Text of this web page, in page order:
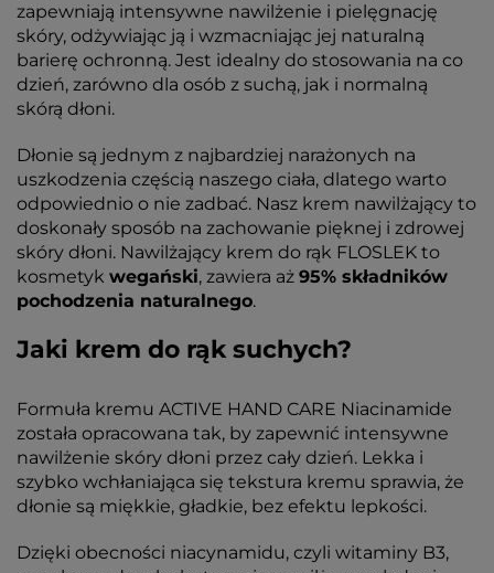
zapewniają intensywne nawilżenie i pielęgnację
skóry, odżywiając ją i wzmacniając jej naturalną
barierę ochronną. Jest idealny do stosowania na co
dzień, zarówno dla osób z suchą, jak i normalną
skórą dłoni.
Dłonie są jednym z najbardziej narażonych na
uszkodzenia częścią naszego ciała, dlatego warto
odpowiednio o nie zadbać. Nasz krem nawilżający to
doskonały sposób na zachowanie pięknej i zdrowej
skóry dłoni. Nawilżający krem do rąk FLOSLEK to
kosmetyk wegański, zawiera aż 95% składników
pochodzenia naturalnego.
Jaki krem do rąk suchych?
Formuła kremu ACTIVE HAND CARE Niacinamide
została opracowana tak, by zapewnić intensywne
nawilżenie skóry dłoni przez cały dzień. Lekka i
szybko wchłaniająca się tekstura kremu sprawia, że
dłonie są miękkie, gładkie, bez efektu lepkości.
Dzięki obecności niacynamidu, czyli witaminy B3,